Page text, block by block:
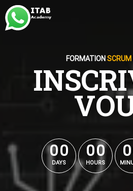
FORMATION
00
00
DAYS
00
00
HOURS
0
0